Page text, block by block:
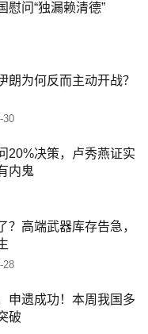
慰问“独漏赖清德”
朗为何反而主动开战？
30
20%决策，卢秀燕证实
内鬼
？高端武器库存告急，
28
申遗成功！本周我国多
破